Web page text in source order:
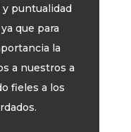
y puntualidad
que para
la
a nuestros a
fieles a los